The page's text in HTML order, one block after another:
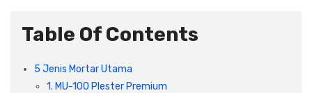
Table Of Contents
5 Jenis Mortar Utama
1. MU-100 Plester Premium